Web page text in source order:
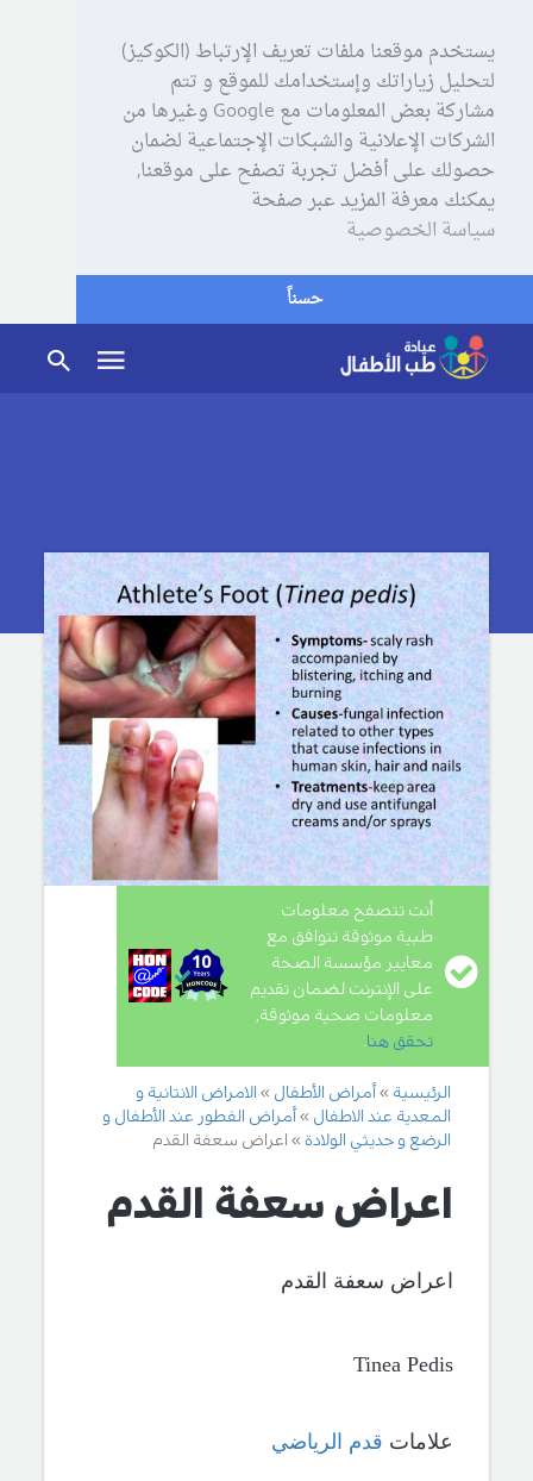
يستخدم موقعنا ملفات تعريف الإرتباط (الكوكيز)
لتحليل زياراتك وإستخدامك للموقع و تتم
مشاركة بعض المعلومات مع Google وغيرها من
الشركات الإعلانية والشبكات الإجتماعية لضمان
حصولك على أفضل تجربة تصفح على موقعنا,
يمكنك معرفة المزيد عبر صفحة
سياسة الخصوصية
حسناً
أنت تتصفح معلومات
طبية موثوقة تتوافق مع
معايير مؤسسة الصحة
على الإنترنت لضمان تقديم
معلومات صحية موثوقة,
تحقق هنا.
الرئيسية أمراض الأطفال
الامراض الانتانية و
المعدية عند الاطفال
أمراض الفطور عند الأطفال و
الرضع و حديثي الولادة
اعراض سعفة القدم
اعراض سعفة القدم
اعراض سعفة القدم
Tinea Pedis
علامات قدم الرياضي